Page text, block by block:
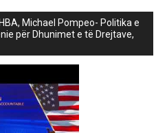
Michael Pompeo- Politika e
për Dhunimet e të Drejtave,